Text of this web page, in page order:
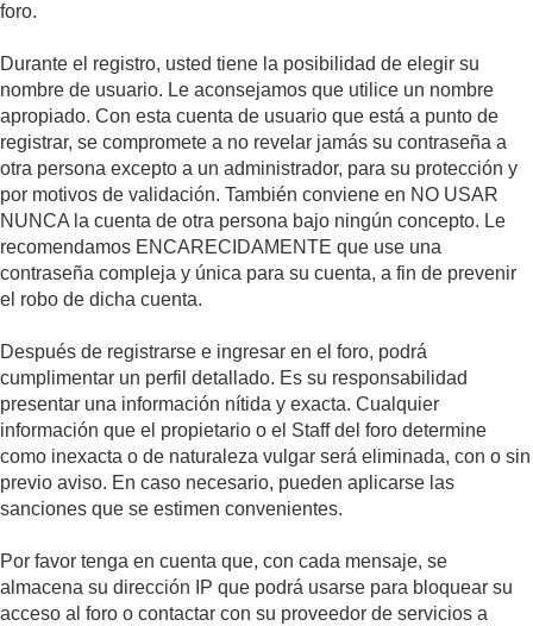
foro.
Durante el registro, usted tiene la posibilidad de elegir su
nombre de usuario. Le aconsejamos que utilice un nombre
apropiado. Con esta cuenta de usuario que está a punto de
registrar, se compromete a no revelar jamás su contraseña a
otra persona excepto a un administrador, para su protección y
por motivos de validación. También conviene en NO USAR
NUNCA la cuenta de otra persona bajo ningún concepto. Le
recomendamos ENCARECIDAMENTE que use una
contraseña compleja y única para su cuenta, a fin de prevenir
el robo de dicha cuenta.
Después de registrarse e ingresar en el foro, podrá
cumplimentar un perfil detallado. Es su responsabilidad
presentar una información nítida y exacta. Cualquier
información que el propietario o el Staff del foro determine
como inexacta o de naturaleza vulgar será eliminada, con o sin
previo aviso. En caso necesario, pueden aplicarse las
sanciones que se estimen convenientes.
Por favor tenga en cuenta que, con cada mensaje, se
almacena su dirección IP que podrá usarse para bloquear su
acceso al foro o contactar con su proveedor de servicios a